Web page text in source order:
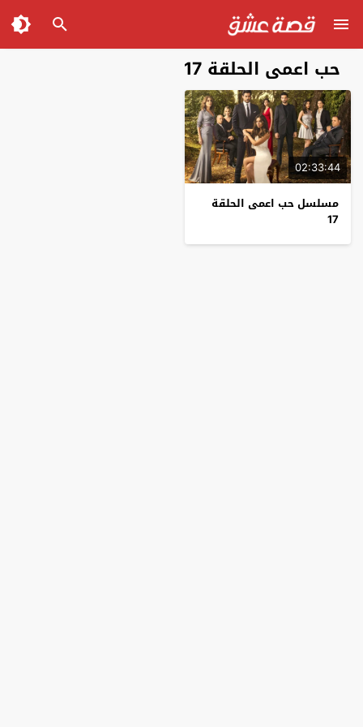
حب اعمى الحلقة 17
02:33:44
مسلسل حب اعمى الحلقة
17